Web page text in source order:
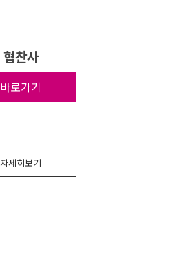
협찬사
바로가기
자세히보기